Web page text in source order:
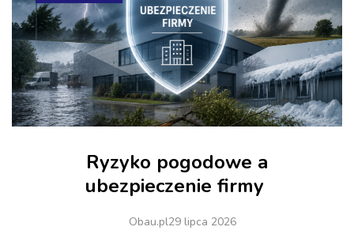
Ryzyko pogodowe a
ubezpieczenie firmy
Obau.pl29 lipca 2026